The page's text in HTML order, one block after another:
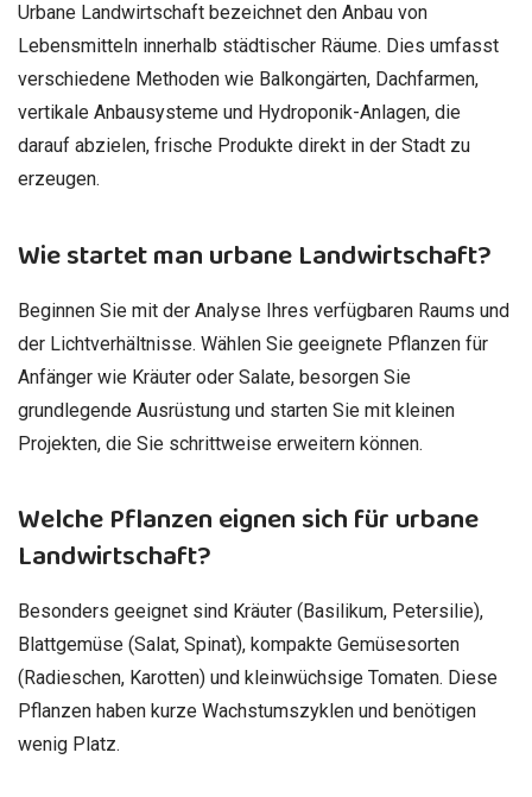
Urbane Landwirtschaft bezeichnet den Anbau von
Lebensmitteln innerhalb städtischer Räume. Dies umfasst
verschiedene Methoden wie Balkongärten, Dachfarmen,
vertikale Anbausysteme und Hydroponik-Anlagen, die
darauf abzielen, frische Produkte direkt in der Stadt zu
erzeugen.
Wie startet man urbane Landwirtschaft?
Beginnen Sie mit der Analyse Ihres verfügbaren Raums und
der Lichtverhältnisse. Wählen Sie geeignete Pflanzen für
Anfänger wie Kräuter oder Salate, besorgen Sie
grundlegende Ausrüstung und starten Sie mit kleinen
Projekten, die Sie schrittweise erweitern können.
Welche Pflanzen eignen sich für urbane
Landwirtschaft?
Besonders geeignet sind Kräuter (Basilikum, Petersilie),
Blattgemüse (Salat, Spinat), kompakte Gemüsesorten
(Radieschen, Karotten) und kleinwüchsige Tomaten. Diese
Pflanzen haben kurze Wachstumszyklen und benötigen
wenig Platz.